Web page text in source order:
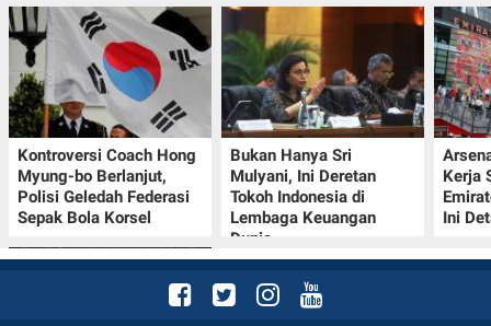
Kontroversi Coach Hong
Myung-bo Berlanjut,
Polisi Geledah Federasi
Sepak Bola Korsel
Bukan Hanya Sri
Mulyani, Ini Deretan
Tokoh Indonesia di
Lembaga Keuangan
Dunia
Kerja
Ini